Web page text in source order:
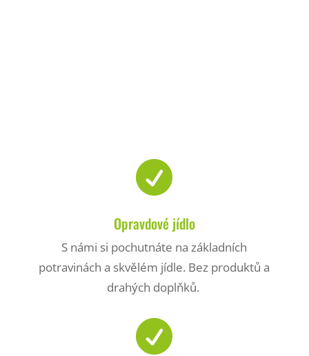

Opravdové jídlo
S námi si pochutnáte na základních
potravinách a skvělém jídle. Bez produktů a
drahých doplňků.
